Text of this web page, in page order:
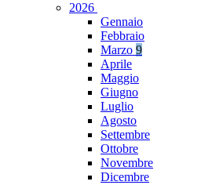
2026
Gennaio
Febbraio
Marzo 9
Aprile
Maggio
Giugno
Luglio
Agosto
Settembre
Ottobre
Novembre
Dicembre